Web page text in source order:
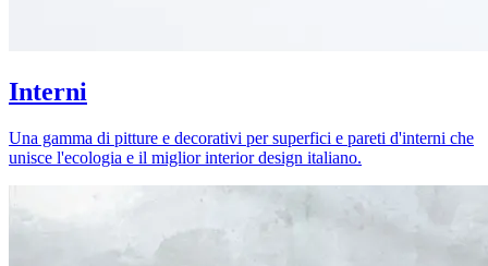
Interni
Una gamma di pitture e decorativi per superfici e pareti d'interni che
unisce l'ecologia e il miglior interior design italiano.